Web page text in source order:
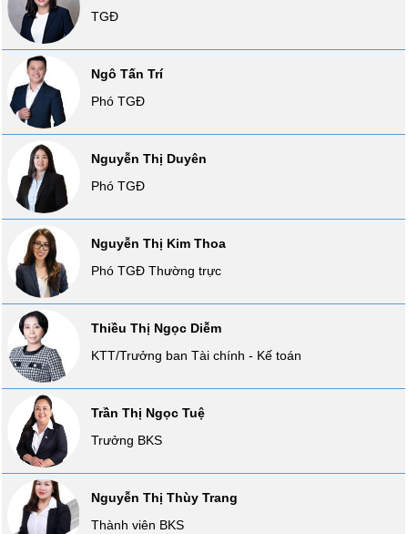
TGĐ
Ngô Tấn Trí
Phó TGĐ
Nguyễn Thị Duyên
Phó TGĐ
Nguyễn Thị Kim Thoa
Phó TGĐ Thường trực
Thiều Thị Ngọc Diễm
KTT/Trưởng ban Tài chính - Kế toán
Trần Thị Ngọc Tuệ
Trưởng BKS
Nguyễn Thị Thùy Trang
Thành viên BKS
THÔNG
TIN
DỊCH
VỤ
TRUYỀN
THÔNG
TIỆN
ÍCH
BẤT
ĐỘNG
SẢN
Mã
chứng
khoán
(-)